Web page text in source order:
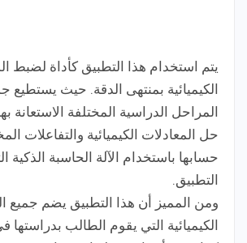
يتم استخدام هذا التطبيق كأداة لضبط
الكيميائية بمنتهى الدقة. حيث يستطيع
المراحل الدراسية المختلفة الاستعانة
حل المعادلات الكيميائية والتفاعلات
حسابها باستخدام الآلة الحاسبة الذكية
التطبيق.
ومن المميز أن هذا التطبيق يضم جميع
الكيميائية التي يقوم الطالب بدراستها